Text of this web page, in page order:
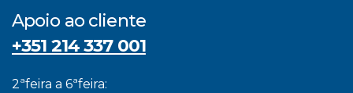
Apoio ao cliente
+351 214 337 001
2ªfeira a 6ªfeira: